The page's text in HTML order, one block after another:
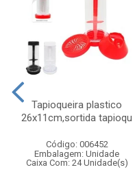
Tapioqueira plastico
26x11cm,sortida tapioqu
Código: 006452
Embalagem: Unidade
Caixa Com: 24 Unidade(s)